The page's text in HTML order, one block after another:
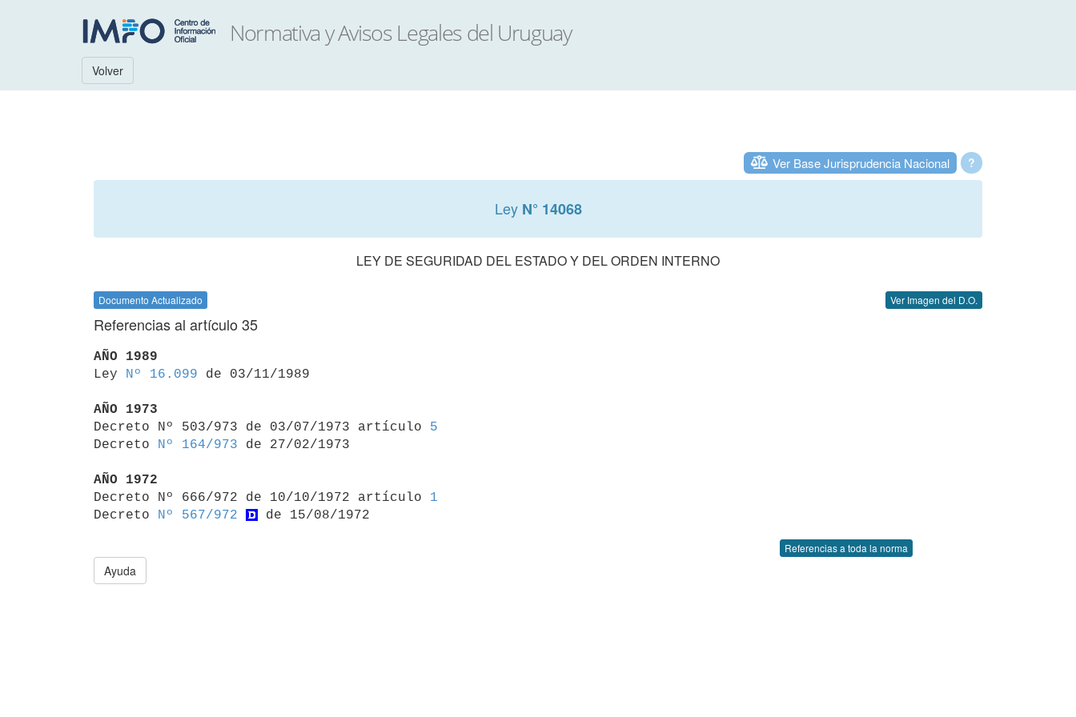
Volver
?
Ver Base Jurisprudencia Nacional
Ley N° 14068
LEY DE SEGURIDAD DEL ESTADO Y DEL ORDEN INTERNO
Documento Actualizado Ver Imagen del D.O.
Referencias al artículo 35
AÑO 1989
Ley
Nº 16.099 de 03/11/1989
AÑO 1973
Decreto Nº 503/973 de 03/07/1973 artículo 5
Decreto
Nº 164/973 de 27/02/1973
AÑO 1972
Decreto Nº 666/972 de 10/10/1972 artículo 1
Decreto
Nº 567/972
Referencias a toda la norma
Ayuda